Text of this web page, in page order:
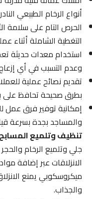
أنواع الرخام الطبيعي
الحرص التام على سلامة
التغطية الشاملة أثناء
استخدام معدات حديثة
وعدم التسبب في أي إزعاج
تقديم نصائح عملية
بطرق صحيحة تحافظ على
إمكانية توفير فرق عمل
والمساجد بجدة بسرعة
تنظيف وتلميع المسابح
جلي وتلميع الرخام والحجر
الانزلاقات عبر إضافة
ميكروسكوبي يمنع
والجذاب.